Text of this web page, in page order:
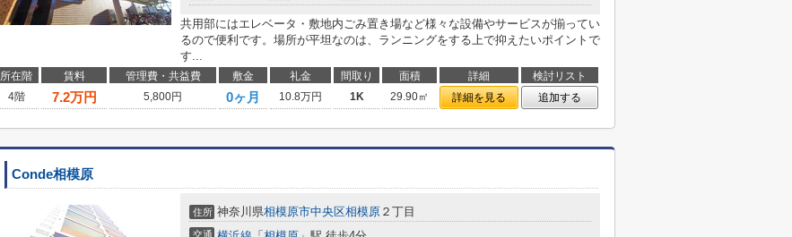
共用部にはエレベータ・敷地内ごみ置き場など様々な設備やサービスが揃ってい
るので便利です。場所が平坦なのは、ランニングをする上で抑えたいポイントで
す...
所在階 賃料 管理費・共益費 敷金 礼金 間取り 面積 詳細
検討リスト
4階
7.2万円 5,800円 0ヶ月 10.8万円 1K 29.90㎡ 詳細を見る 追加する
Conde相模原
住所 神奈川県相模原市中央区相模原 ２丁目
交通